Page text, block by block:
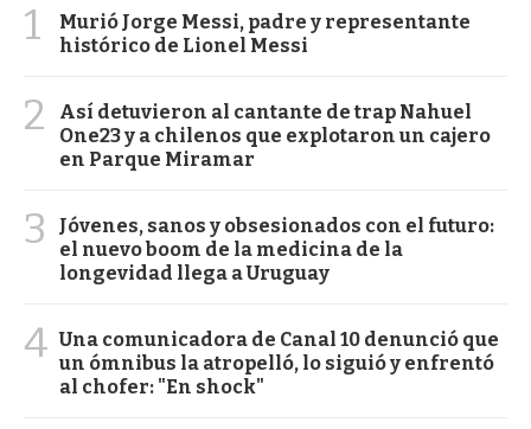
1
Murió Jorge Messi, padre y representante
histórico de Lionel Messi
2
Así detuvieron al cantante de trap Nahuel
One23 y a chilenos que explotaron un cajero
en Parque Miramar
3
Jóvenes, sanos y obsesionados con el futuro:
el nuevo boom de la medicina de la
longevidad llega a Uruguay
4 Una comunicadora de Canal 10 denunció que
un ómnibus la atropelló, lo siguió y enfrentó
al chofer: "En shock"